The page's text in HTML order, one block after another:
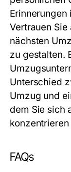
Erinnerungen
Vertrauen
nächsten
zu gestalten.
Unterschied
Umzug und
dem Sie sich
konzentrieren
FAQs